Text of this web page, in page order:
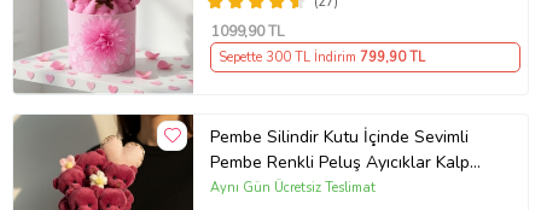
1099,90 TL
Sepette 300 TL İndirim 799,90 TL
Pembe Silindir Kutu İçinde Sevimli
Pembe Renkli Peluş Ayıcıklar Kalp
Yastık
Aynı Gün Ücretsiz Teslimat